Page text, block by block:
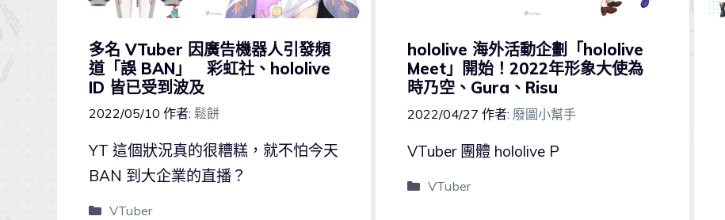
多名 VTuber 因廣告機器人引發頻
道「誤 BAN」 彩虹社、hololive
ID 皆已受到波及
2022/05/10 作者: 鬆餅
YT 這個狀況真的很糟糕，就不怕今天
BAN 到大企業的直播？
VTuber
hololive 海外活動企劃「hololive
Meet」開始！2022年形象大使為
時乃空、Gura、Risu
2022/04/27 作者: 廢圖小幫手
VTuber 團體 hololive P
VTuber